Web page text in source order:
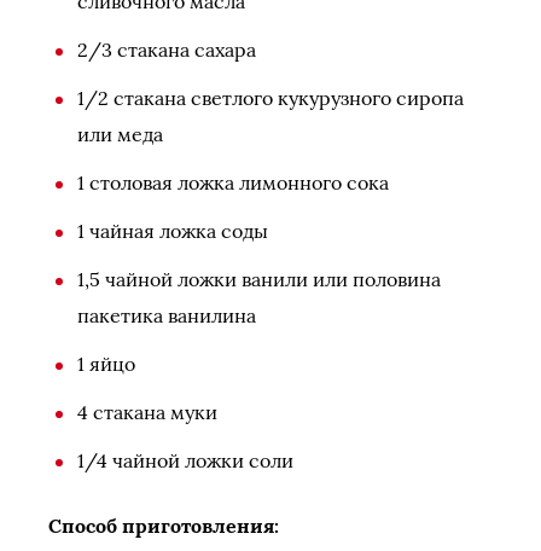
2/3 стакана сахара
1/2 стакана светлого кукурузного сиропа
или меда
1 столовая ложка лимонного сока
1 чайная ложка соды
1,5 чайной ложки ванили или половина
пакетика ванилина
1 яйцо
4 стакана муки
1/4 чайной ложки соли
Способ приготовления: